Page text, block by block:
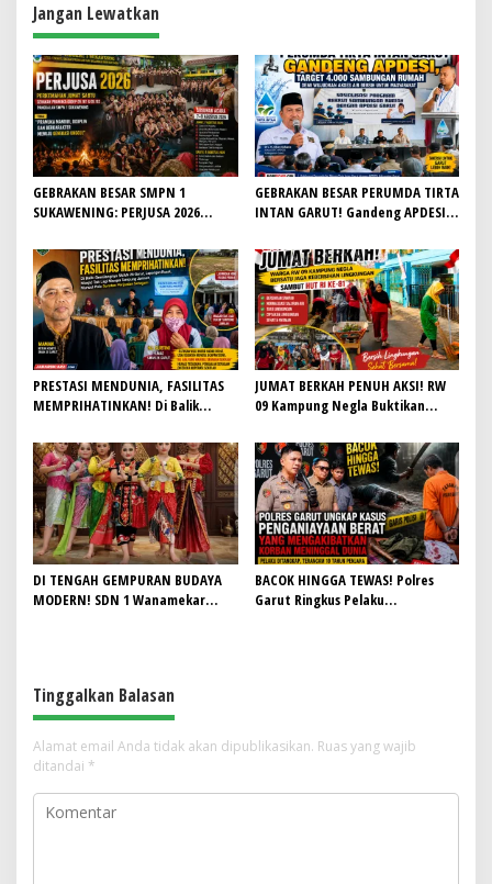
a
s
i
p
o
s
Jangan Lewatkan
GEBRAKAN BESAR SMPN 1
SUKAWENING: PERJUSA 2026
JIWA KEPANDUAN SISWA
GEBRAKAN BESAR PERUMDA TIRTA
INTAN GARUT! Gandeng APDESI,
Demi Wujudkan Akses Air Bersih
untuk Masyarakat
PRESTASI MENDUNIA, FASILITAS
MEMPRIHATINKAN! Di Balik
Lapangan Hoki Rusak, Masjid Tak
Lagi Mampu Tampung Jamaah,
Penjualan Seragam Ikut Jadi
Sorotan
JUMAT BERKAH PENUH AKSI! RW
09 Kampung Negla Buktikan
Slogan, Warga Bersatu Sambut
HUT RI ke-81
DI TENGAH GEMPURAN BUDAYA
MODERN! SDN 1 Wanamekar
BACOK HINGGA TEWAS! Polres
Garut Ringkus Pelaku
Tinggalkan Balasan
Alamat email Anda tidak akan dipublikasikan. Ruas yang wajib
ditandai *